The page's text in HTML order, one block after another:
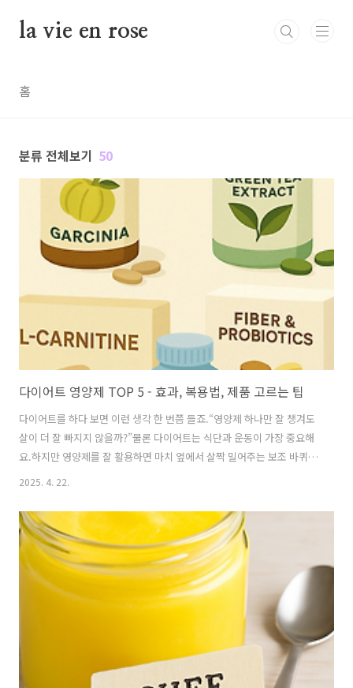
la vie en rose
홈
분류 전체보기 50
다이어트 영양제 TOP 5 - 효과, 복용법, 제품 고르는 팁
다이어트를 하다 보면 이런 생각 한 번쯤 들죠.“영양제 하나만 잘 챙겨도
살이 더 잘 빠지지 않을까?”물론 다이어트는 식단과 운동이 가장 중요해
요.하지만 영양제를 잘 활용하면 마치 옆에서 살짝 밀어주는 보조 바퀴처
럼 다이어트를 더 수월하게 도와줄 수 있어요.이번 글에서는 다이어트에
아, 녹차추출물(키테킨), L-카르니틴, CLA(공액리놀렌산), 식이섬유 &
유산균입니다.효과는 물론, 어떻게 먹는 게 좋은지도 함께 알려드릴게
요! 1. 가르시니아 캄보지아 – 살찌는 걸 막아주는 방어막가르시니아는
동남아에서 자라는 열매인데, 이 안에 HCA라는 성분이 들어 있어요.이
HCA는 우리가 밥이나 빵처럼 탄수화물을 먹었을 때, 그게 지방으로 바뀌
2025. 4. 22.